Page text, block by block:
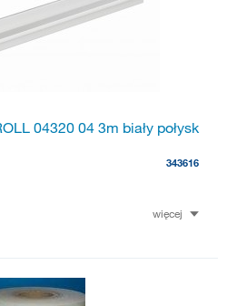
04320 04 3m biały połysk
343616
więcej